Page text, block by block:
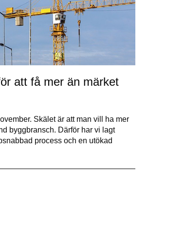
att få mer än märket
Skälet är att man vill ha mer
byggbransch. Därför har vi lagt
process och en utökad